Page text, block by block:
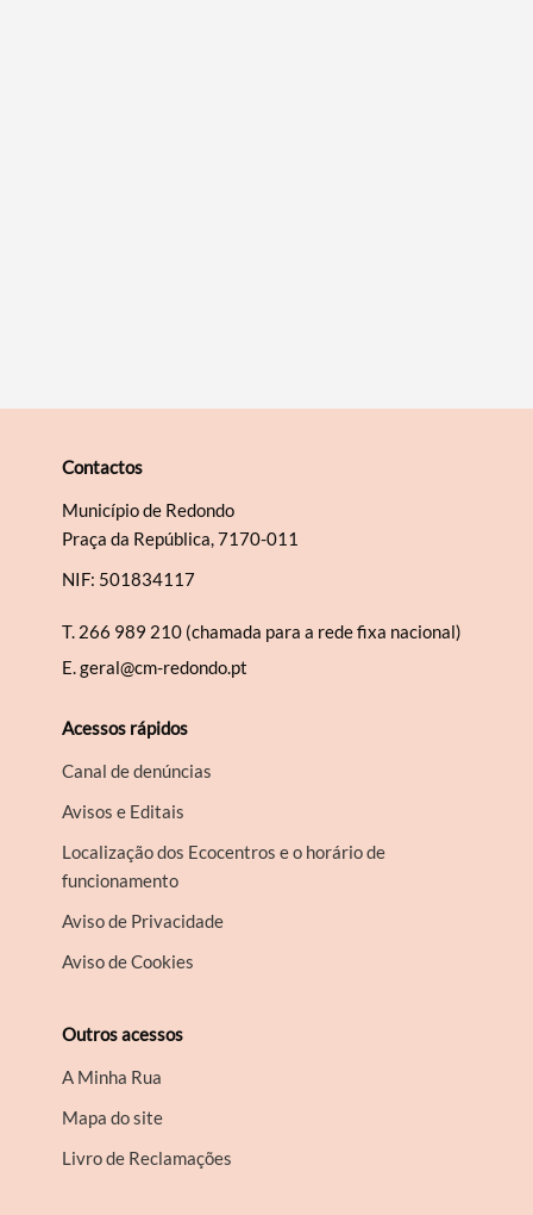
Contactos
Município de Redondo
Praça da República, 7170-011
NIF: 501834117
T. 266 989 210 (chamada para a rede fixa nacional)
E.geral@cm-redondo.pt
Acessos rápidos
Canal de denúncias
Avisos e Editais
Localização dos Ecocentros e o horário de
funcionamento
Aviso de Privacidade
Aviso de Cookies
Outros acessos
A Minha Rua
Mapa do site
Livro de Reclamações